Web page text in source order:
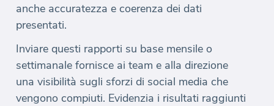
anche accuratezza e coerenza dei dati
presentati.
Inviare questi rapporti su base mensile o
settimanale fornisce ai team e alla direzione
una visibilità sugli sforzi di social media che
vengono compiuti. Evidenzia i risultati raggiunti